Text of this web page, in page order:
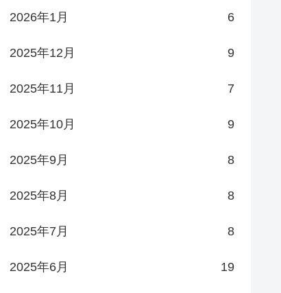
2026年1月 6
2025年12月 9
2025年11月 7
2025年10月 9
2025年9月 8
2025年8月 8
2025年7月 8
2025年6月 19